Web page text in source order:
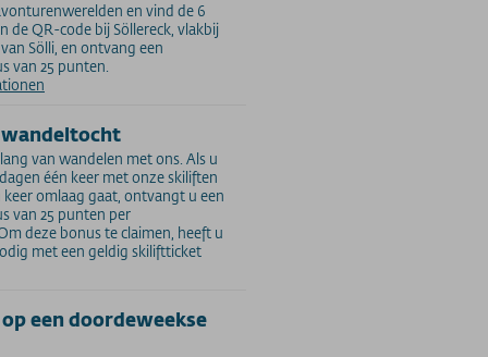
en vind de 6
de QR-code bij Söllereck, vlakbij
Sölli, en ontvang een
van 25 punten.
wandeltocht
van wandelen met ons. Als u
één keer met onze skiliften
omlaag gaat, ontvangt u een
van 25 punten per
deze bonus te claimen, heeft u
met een geldig skiliftticket
een doordeweekse